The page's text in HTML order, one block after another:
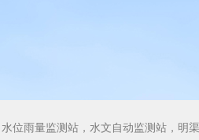
水位雨量监测站，水文自动监测站，明